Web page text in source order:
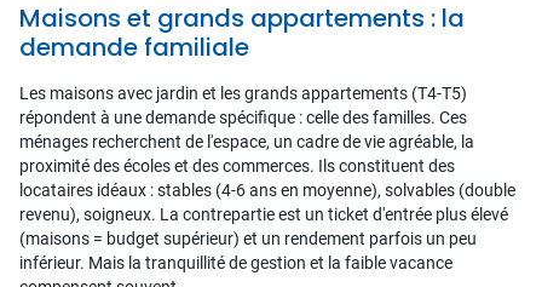
Maisons et grands appartements : la
demande familiale
Les maisons avec jardin et les grands appartements (T4-T5)
répondent à une demande spécifique : celle des familles. Ces
ménages recherchent de l'espace, un cadre de vie agréable, la
proximité des écoles et des commerces. Ils constituent des
locataires idéaux : stables (4-6 ans en moyenne), solvables (double
revenu), soigneux. La contrepartie est un ticket d'entrée plus élevé
(maisons = budget supérieur) et un rendement parfois un peu
inférieur. Mais la tranquillité de gestion et la faible vacance